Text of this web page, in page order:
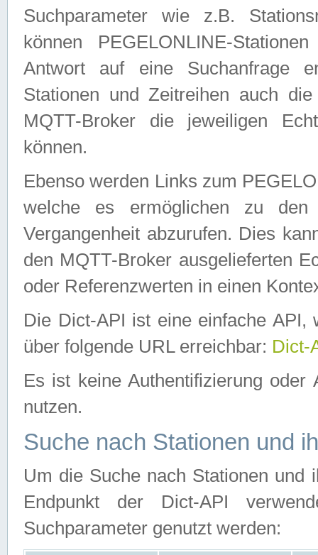
Suchparameter wie z.B.
können PEGELONLINE-
Antwort auf eine Suchanfrage
Stationen und Zeitreihen auch
MQTT-Broker die jeweiligen
können.
Ebenso werden Links zum
welche es ermöglichen zu den
Vergangenheit abzurufen. Dies
den MQTT-Broker ausgelieferten
oder Referenzwerten in einen
Die Dict-API ist eine einfache API,
über folgende URL erreichbar: Dict-
Es ist keine Authentifizierung
nutzen.
Suche nach Stationen und
Um die Suche nach Stationen und
Endpunkt der Dict-API
Suchparameter genutzt werden: